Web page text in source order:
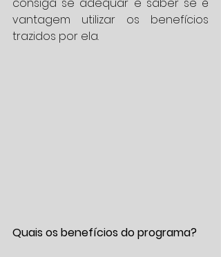
vantagem utilizar os benefícios
trazidos por ela.
Quais os benefícios do programa?